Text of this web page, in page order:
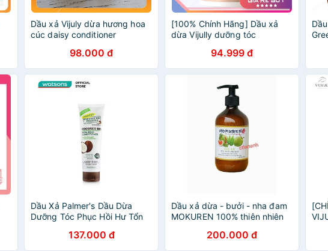
Dầu xả Vijuly dừa hương hoa
cúc daisy conditioner
98.000 đ
[100% Chính Hãng] Dầu xả
dừa Vijully dưỡng tóc
94.999 đ
Dầu Xả Palmer's Dầu Dừa
Dưỡng Tóc Phục Hồi Hư Tổn
137.000 đ
Dầu xả dừa - bưởi - nha đam
MOKUREN 100% thiên nhiên
200.000 đ